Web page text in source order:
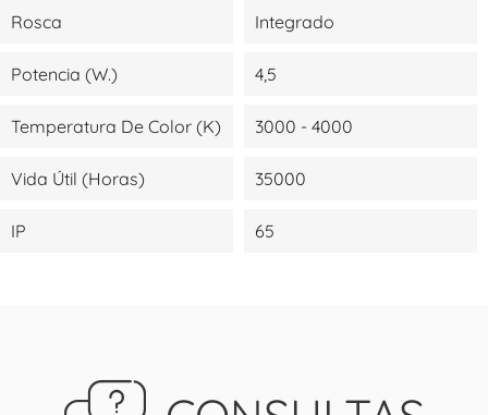
Rosca Integrado
Potencia (W.) 4,5
Temperatura De Color (K) 3000 - 4000
Vida Útil (Horas) 35000
IP 65